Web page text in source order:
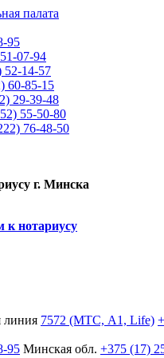
95
07-94
52-14-57
60-85-15
29-39-48
55-50-80
76-48-50
г. Минска
к нотариусу
линия 7572 (МТС, A1, Life)
95 Минская обл. +375 (17)